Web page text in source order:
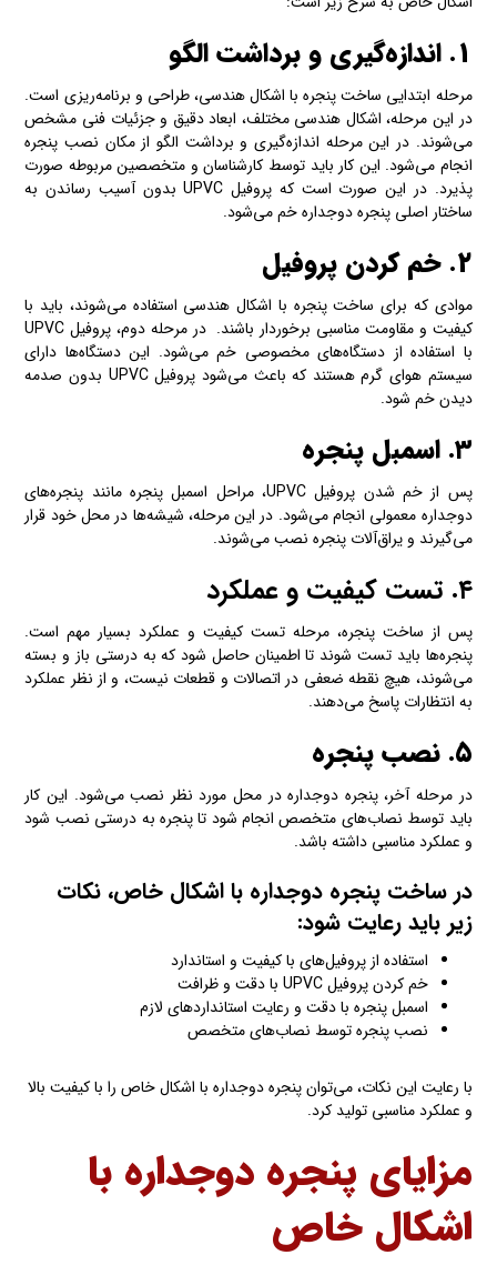
۱. اندازه‌گیری و برداشت الگو
مرحله ابتدایی ساخت پنجره با اشکال هندسی، طراحی و برنامه‌ریزی است.
در این مرحله، اشکال هندسی مختلف، ابعاد دقیق و جزئیات فنی مشخص
می‌شوند. در این مرحله اندازه‌گیری و برداشت الگو از مکان نصب پنجره
انجام می‌شود. این کار باید توسط کارشناسان و متخصصین مربوطه صورت
پذیرد. در این صورت است که پروفیل UPVC بدون آسیب رساندن به
ساختار اصلی پنجره دوجداره خم می‌شود.
۲. خم کردن پروفیل
موادی که برای ساخت پنجره با اشکال هندسی استفاده می‌شوند، باید با
کیفیت و مقاومت مناسبی برخوردار باشند. در مرحله دوم، پروفیل UPVC
با استفاده از دستگاه‌های مخصوصی خم می‌شود. این دستگاه‌ها دارای
سیستم هوای گرم هستند که باعث می‌شود پروفیل UPVC بدون صدمه
دیدن خم شود.
۳. اسمبل پنجره
پس از خم شدن پروفیل UPVC، مراحل اسمبل پنجره مانند پنجره‌های
دوجداره معمولی انجام می‌شود. در این مرحله، شیشه‌ها در محل خود قرار
می‌گیرند و یراق‌آلات پنجره نصب می‌شوند.
۴. تست کیفیت و عملکرد
پس از ساخت پنجره، مرحله تست کیفیت و عملکرد بسیار مهم است.
پنجره‌ها باید تست شوند تا اطمینان حاصل شود که به درستی باز و بسته
می‌شوند، هیچ نقطه ضعفی در اتصالات و قطعات نیست، و از نظر عملکرد
به انتظارات پاسخ می‌دهند.
۵. نصب پنجره
در مرحله آخر، پنجره دوجداره در محل مورد نظر نصب می‌شود. این کار
باید توسط نصاب‌های متخصص انجام شود تا پنجره به درستی نصب شود
و عملکرد مناسبی داشته باشد.
در ساخت پنجره دوجداره با اشکال خاص، نکات
زیر باید رعایت شود:
استفاده از پروفیل‌های با کیفیت و استاندارد
خم کردن پروفیل UPVC با دقت و ظرافت
اسمبل پنجره با دقت و رعایت استانداردهای لازم
نصب پنجره توسط نصاب‌های متخصص
با رعایت این نکات، می‌توان پنجره دوجداره با اشکال خاص را با کیفیت بالا
و عملکرد مناسبی تولید کرد.
مزایای پنجره دوجداره با
اشکال خاص